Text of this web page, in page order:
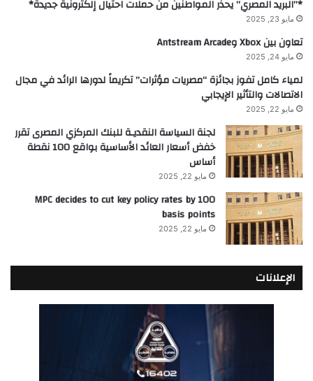
*”البريد المصري” يحذر المواطنين من حملات احتيال إلكترونية جديدة*
مايو 23, 2025
تعاون بين Xbox وAntstream Arcade
مايو 24, 2025
لمياء كامل تفوز بجائزة “مصريات مؤثرات” تكريماً لدورها الرائد في مجال
الاتصالات والتأثير الإيجابي
مايو 22, 2025
لجنة السياسة النقديـة للبنك المركزي المصرى تقرر
خفض أسعار العائد الأساسية بواقع 100 نقطة
أساس
مايو 22, 2025
MPC decides to cut key policy rates by 100
basis points
مايو 22, 2025
الإعلانات